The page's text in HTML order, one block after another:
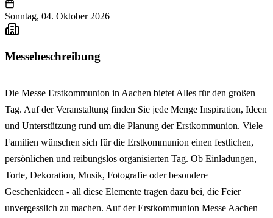
Sonntag, 04. Oktober 2026
Messebeschreibung
Die Messe Erstkommunion in Aachen bietet Alles für den großen
Tag. Auf der Veranstaltung finden Sie jede Menge Inspiration, Ideen
und Unterstützung rund um die Planung der Erstkommunion. Viele
Familien wünschen sich für die Erstkommunion einen festlichen,
persönlichen und reibungslos organisierten Tag. Ob Einladungen,
Torte, Dekoration, Musik, Fotografie oder besondere
Geschenkideen - all diese Elemente tragen dazu bei, die Feier
unvergesslich zu machen. Auf der Erstkommunion Messe Aachen